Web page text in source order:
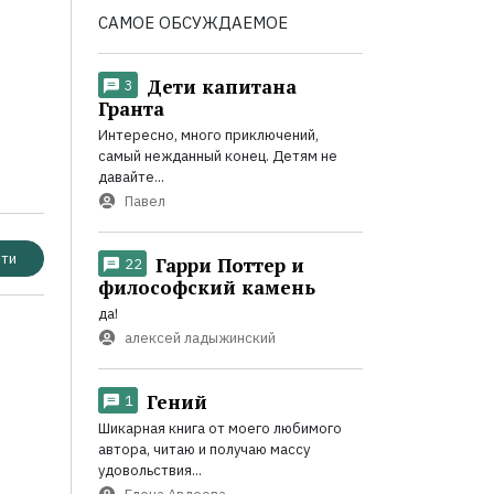
САМОЕ ОБСУЖДАЕМОЕ
3
Дети капитана
Гранта
Интересно, много приключений,
самый нежданный конец. Детям не
давайте...
Павел
22
Гарри Поттер и
философский камень
да!
алексей ладыжинский
1 Гений
Шикарная книга от моего любимого
автора, читаю и получаю массу
удовольствия...